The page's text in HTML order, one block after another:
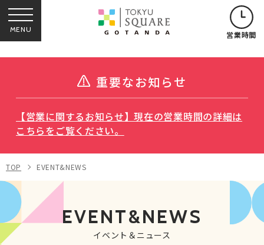
MENU 営業時間
重要なお知らせ
【営業に関するお知らせ】現在の営業時間の詳細は
こちらをご覧ください。
TOP EVENT&NEWS
EVENT&NEWS
イベント＆ニュース